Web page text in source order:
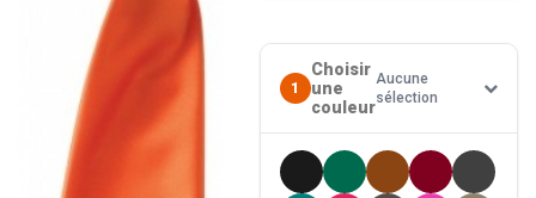
1
Choisir
une
couleur
Aucune
sélection